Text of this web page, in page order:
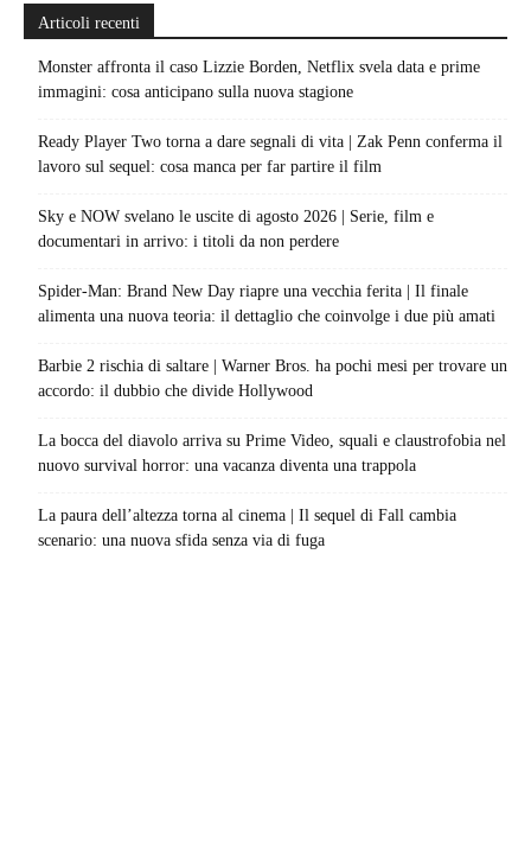
Articoli recenti
Monster affronta il caso Lizzie Borden, Netflix svela data e prime
immagini: cosa anticipano sulla nuova stagione
Ready Player Two torna a dare segnali di vita | Zak Penn conferma il
lavoro sul sequel: cosa manca per far partire il film
Sky e NOW svelano le uscite di agosto 2026 | Serie, film e
documentari in arrivo: i titoli da non perdere
Spider-Man: Brand New Day riapre una vecchia ferita | Il finale
alimenta una nuova teoria: il dettaglio che coinvolge i due più amati
Barbie 2 rischia di saltare | Warner Bros. ha pochi mesi per trovare un
accordo: il dubbio che divide Hollywood
La bocca del diavolo arriva su Prime Video, squali e claustrofobia nel
nuovo survival horror: una vacanza diventa una trappola
La paura dell’altezza torna al cinema | Il sequel di Fall cambia
scenario: una nuova sfida senza via di fuga